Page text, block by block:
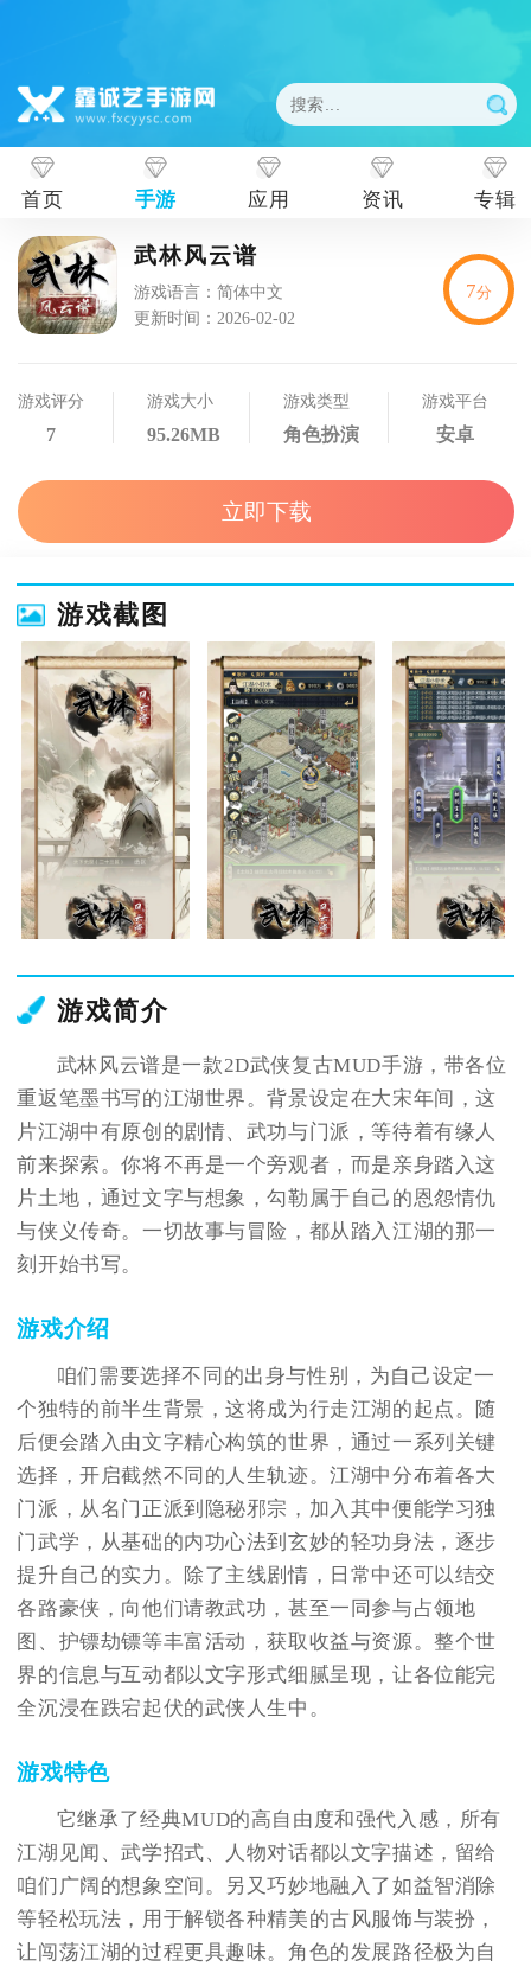
首页 手游 应用 资讯 专辑
武林风云谱
游戏语言：简体中文
更新时间：2026-02-02
游戏评分
7
游戏大小
95.26MB
游戏类型
角色扮演
游戏平台
安卓
7分
立即下载
游戏截图
游戏简介
武林风云谱是一款2D武侠复古MUD手游，带各位
重返笔墨书写的江湖世界。背景设定在大宋年间，这
片江湖中有原创的剧情、武功与门派，等待着有缘人
前来探索。你将不再是一个旁观者，而是亲身踏入这
片土地，通过文字与想象，勾勒属于自己的恩怨情仇
与侠义传奇。一切故事与冒险，都从踏入江湖的那一
刻开始书写。
游戏介绍
咱们需要选择不同的出身与性别，为自己设定一
个独特的前半生背景，这将成为行走江湖的起点。随
后便会踏入由文字精心构筑的世界，通过一系列关键
选择，开启截然不同的人生轨迹。江湖中分布着各大
门派，从名门正派到隐秘邪宗，加入其中便能学习独
门武学，从基础的内功心法到玄妙的轻功身法，逐步
提升自己的实力。除了主线剧情，日常中还可以结交
各路豪侠，向他们请教武功，甚至一同参与占领地
图、护镖劫镖等丰富活动，获取收益与资源。整个世
界的信息与互动都以文字形式细腻呈现，让各位能完
全沉浸在跌宕起伏的武侠人生中。
游戏特色
它继承了经典MUD的高自由度和强代入感，所有
江湖见闻、武学招式、人物对话都以文字描述，留给
咱们广阔的想象空间。另又巧妙地融入了如益智消除
等轻松玩法，用于解锁各种精美的古风服饰与装扮，
让闯荡江湖的过程更具趣味。角色的发展路径极为自